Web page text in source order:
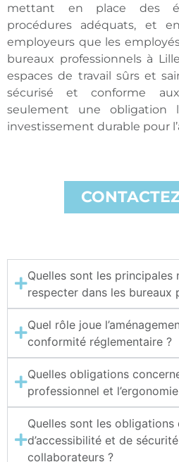
mettant en place des
procédures adéquats, et
employeurs que les
bureaux professionnels à
espaces de travail sûrs et
sécurisé et conforme
seulement une obligation
investissement durable pour
Quelles sont les principales
respecter dans les bureaux
Quel rôle joue
conformité réglementaire ?
Quelles obligations
professionnel et
Quelles sont les obligations
d’accessibilité et de
collaborateurs ?